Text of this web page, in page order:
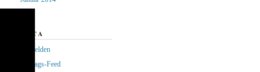
META
Anmelden
Eintrags-Feed